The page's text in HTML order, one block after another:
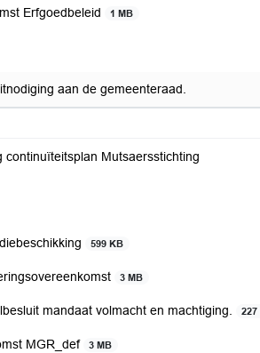
Erfgoedbeleid 1 MB
aan de gemeenteraad.
continuïteitsplan Mutsaersstichting
599 KB
3 MB
mandaat volmacht en machtiging. 227
MGR_def 3 MB